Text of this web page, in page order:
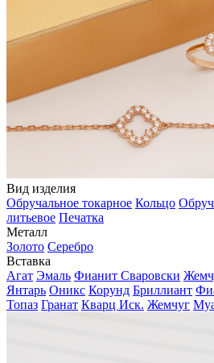
Вид изделия
Обручальное токарное Кольцо
литьевое Печатка
Металл
Золото Серебро
Вставка
Агат Эмаль Фианит Сваровски
Янтарь Оникс Корунд Бриллиант
Топаз Гранат Кварц Иск. Жемчуг